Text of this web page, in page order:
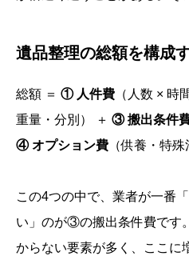
遺品整理の総額を構成
総額 ＝ ① 人件費 （人数 × 時
重量・分別） ＋ ③ 搬出条件
④ オプション費 （供養・特
この4つの中で、業者が一番
い」のが③の搬出条件費です
からない要素が多く、ここに